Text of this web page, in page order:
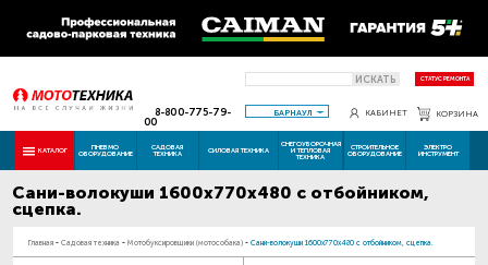
ИСКАТЬ СТАТУС РЕМОНТА
8-800-775-79-
00
БАРНАУЛ КАБИНЕТ КОРЗИНА
КАТАЛОГ ПНЕВМО
ОБОРУДОВАНИЕ
САДОВАЯ
ТЕХНИКА СИЛОВАЯ ТЕХНИКА
СНЕГОУБОРОЧНАЯ
И ТЕПЛОВАЯ
ТЕХНИКА
СТРОИТЕЛЬНОЕ
ОБОРУДОВАНИЕ
ЭЛЕКТРО
ИНСТРУМЕНТ
Сани-волокуши 1600х770х480 с отбойником,
сцепка.
Главная - Садовая техника - Мотобуксировщики (мотособака) - Сани-волокуши 1600х770х480 с отбойником, сцепка.